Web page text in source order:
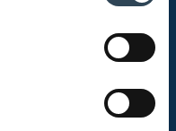
Kirjaudu sisään